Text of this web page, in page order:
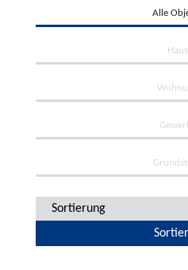
Alle
Haus